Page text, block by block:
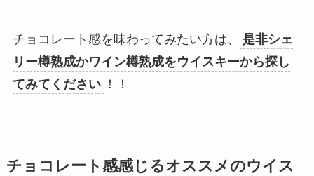
チョコレート感を味わってみたい方は、
是非シェ
リー樽熟成かワイン樽熟成をウイスキーから探し
てみてください ！！
チョコレート感感じるオススメのウイス